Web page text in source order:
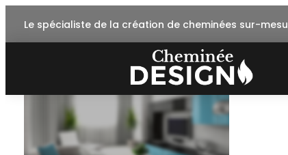
Le spécialiste de la création de cheminées sur-